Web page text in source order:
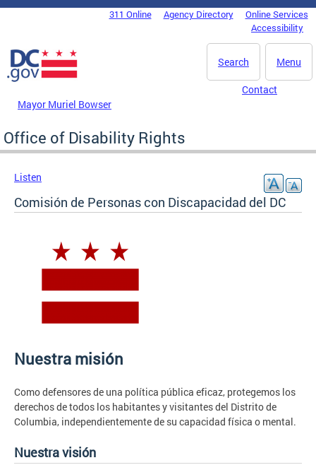
Skip to main content
DC Agency Top Menu311 Online Agency Directory
Online Services
Accessibility
Menu
Search
Mayor Muriel Bowser
Contact
Office of Disability Rights
Listen
Comisión de Personas con Discapacidad del DC
Nuestra misión
Como defensores de una política pública eficaz, protegemos los
derechos de todos los habitantes y visitantes del Distrito de
Columbia, independientemente de su capacidad física o mental.
Nuestra visión